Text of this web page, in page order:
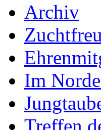
Archiv
Im
Treffen